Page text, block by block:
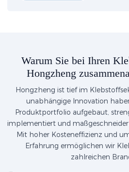
Warum Sie bei Ihren
Hongzheng
Hongzheng ist tief im
unabhängige Innovation
Produktportfolio aufgebaut,
implementiert und
Mit hoher Kosteneffizienz und
Erfahrung ermöglichen wir
zahlreichen